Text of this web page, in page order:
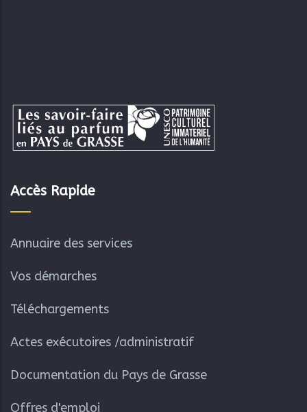
Accès Rapide
Annuaire des services
Vos démarches
Téléchargements
Actes exécutoires /administratif
Documentation du Pays de Grasse
Offres d'emploi